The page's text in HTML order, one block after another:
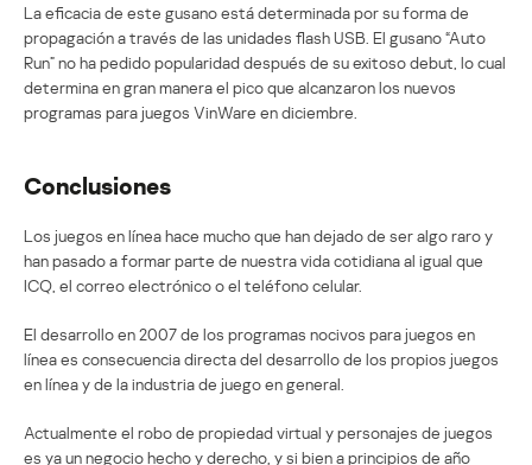
La eficacia de este gusano está determinada por su forma de
propagación a través de las unidades flash USB. El gusano “Auto
Run” no ha pedido popularidad después de su exitoso debut, lo cual
determina en gran manera el pico que alcanzaron los nuevos
programas para juegos VinWare en diciembre.
Conclusiones
Los juegos en línea hace mucho que han dejado de ser algo raro y
han pasado a formar parte de nuestra vida cotidiana al igual que
ICQ, el correo electrónico o el teléfono celular.
El desarrollo en 2007 de los programas nocivos para juegos en
línea es consecuencia directa del desarrollo de los propios juegos
en línea y de la industria de juego en general.
Actualmente el robo de propiedad virtual y personajes de juegos
es ya un negocio hecho y derecho, y si bien a principios de año